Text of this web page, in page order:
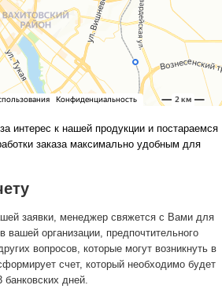
интерес к нашей продукции и постараемся
заказа максимально удобным для
заявки, менеджер свяжется с Вами для
вашей организации, предпочтительного
вопросов, которые могут возникнуть в
счет, который необходимо будет
банковских дней.